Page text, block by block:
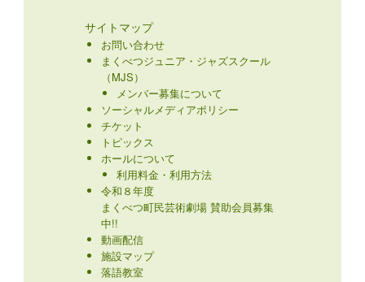
サイトマップ
お問い合わせ
まくべつジュニア・ジャズスクール
（MJS）
メンバー募集について
ソーシャルメディアポリシー
チケット
トピックス
ホールについて
利用料金・利用方法
令和８年度
まくべつ町民芸術劇場 賛助会員募集
中!!
動画配信
施設マップ
落語教室